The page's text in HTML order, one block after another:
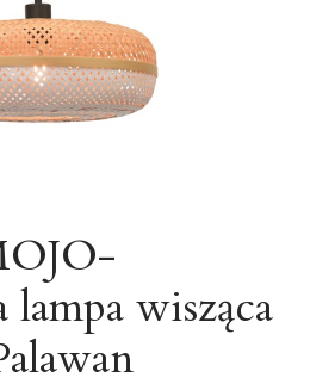
lampa wisząca